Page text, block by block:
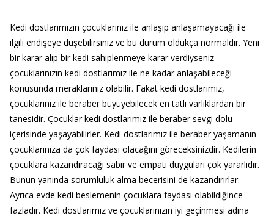
Kedi dostlarımızın çocuklarınız ile anlaşıp anlaşamayacağı ile
ilgili endişeye düşebilirsiniz ve bu durum oldukça normaldir. Yeni
bir karar alıp bir kedi sahiplenmeye karar verdiyseniz
çocuklarınızın kedi dostlarımız ile ne kadar anlaşabileceği
konusunda meraklarınız olabilir. Fakat kedi dostlarımız,
çocuklarınız ile beraber büyüyebilecek en tatlı varlıklardan bir
tanesidir. Çocuklar kedi dostlarımız ile beraber sevgi dolu
içerisinde yaşayabilirler. Kedi dostlarımız ile beraber yaşamanın
çocuklarınıza da çok faydası olacağını göreceksinizdir. Kedilerin
çocuklara kazandıracağı sabır ve empati duyguları çok yararlıdır.
Bunun yanında sorumluluk alma becerisini de kazandırırlar.
Ayrıca evde kedi beslemenin çocuklara faydası olabildiğince
fazladır. Kedi dostlarımız ve çocuklarınızın iyi geçinmesi adına